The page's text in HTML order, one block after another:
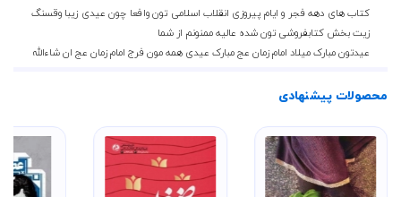
کتاب های دهه فجر و ایام پیروزی انقلاب اسلامی تون وافعا چون عیدی زیبا وقسنگ
زیت بخش کتابفروشی تون شده عالیه ممنونم از شما
عیدتون مبارک میلاد امام زمان عج مبارک عیدی همه مون فرج امام زمان عج ان شاءالله
محصولات پیشنهادی